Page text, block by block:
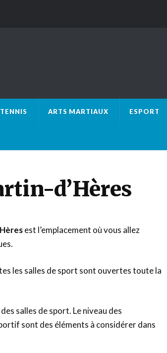
TENNIS ARTS MARTIAUX ESPORT
d’Hères
est l’emplacement où vous allez
les salles de sport sont ouvertes toute la
salles de sport. Le niveau des
sont des éléments à considérer dans